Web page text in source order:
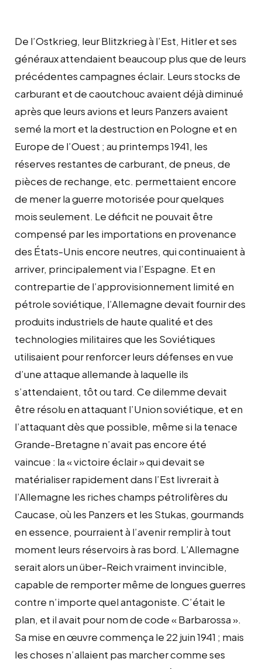
De l’Ostkrieg, leur Blitzkrieg à l’Est, Hitler et ses
généraux attendaient beaucoup plus que de leurs
précédentes campagnes éclair. Leurs stocks de
carburant et de caoutchouc avaient déjà diminué
après que leurs avions et leurs Panzers avaient
semé la mort et la destruction en Pologne et en
Europe de l’Ouest ; au printemps 1941, les
réserves restantes de carburant, de pneus, de
pièces de rechange, etc. permettaient encore
de mener la guerre motorisée pour quelques
mois seulement. Le déficit ne pouvait être
compensé par les importations en provenance
des États-Unis encore neutres, qui continuaient à
arriver, principalement via l’Espagne. Et en
contrepartie de l’approvisionnement limité en
pétrole soviétique, l’Allemagne devait fournir des
produits industriels de haute qualité et des
technologies militaires que les Soviétiques
utilisaient pour renforcer leurs défenses en vue
d’une attaque allemande à laquelle ils
s’attendaient, tôt ou tard. Ce dilemme devait
être résolu en attaquant l’Union soviétique, et en
l’attaquant dès que possible, même si la tenace
Grande-Bretagne n’avait pas encore été
vaincue : la « victoire éclair » qui devait se
matérialiser rapidement dans l’Est livrerait à
l’Allemagne les riches champs pétrolifères du
Caucase, où les Panzers et les Stukas, gourmands
en essence, pourraient à l’avenir remplir à tout
moment leurs réservoirs à ras bord. L’Allemagne
serait alors un über-Reich vraiment invincible,
capable de remporter même de longues guerres
contre n’importe quel antagoniste. C’était le
plan, et il avait pour nom de code « Barbarossa ».
Sa mise en œuvre commença le 22 juin 1941 ; mais
les choses n’allaient pas marcher comme ses